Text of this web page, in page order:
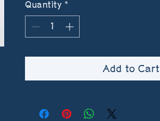
Quantity *
Add to Cart